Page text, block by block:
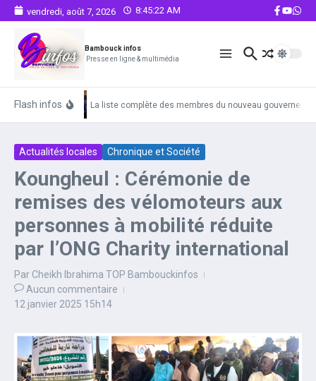
Aller au contenu
vendredi, août 7, 2026 8:45:23 AM
Bambouck infos
Presse en ligne & multimédia
Flash infos La liste complète des membres du nouveau
Actualités locales Chronique et Société
Koungheul : Cérémonie de
remises des vélomoteurs aux
personnes à mobilité réduite
par l’ONG Charity international
Par Cheikh Ibrahima TOP Bambouckinfos
Aucun commentaire
12 janvier 2025 15h14